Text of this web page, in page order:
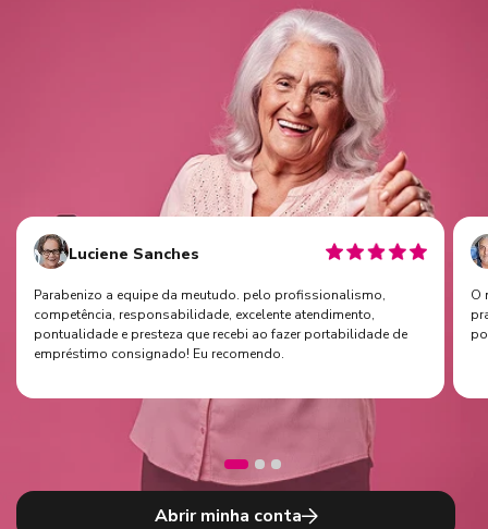
Luciene Sanches
Parabenizo a equipe da meutudo. pelo profissionalismo,
competência, responsabilidade, excelente atendimento,
pontualidade e presteza que recebi ao fazer portabilidade de
empréstimo consignado! Eu recomendo.
O
Abrir minha conta